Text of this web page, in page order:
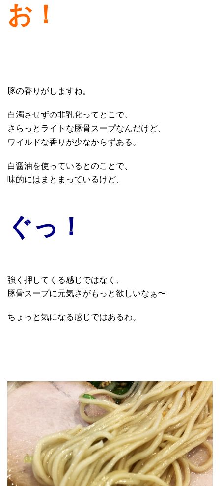
お！
豚の香りがしますね。
白濁させずの非乳化ってとこで、
さらっとライトな豚骨スープなんだけど、
ワイルドな香りが少なからずある。
白醤油を使っているとのことで、
味的にはまとまっているけど、
ぐっ！
強く押してくる感じではなく、
豚骨スープに元気さがもっと欲しいなぁ〜
ちょっと気になる感じではあるわ。